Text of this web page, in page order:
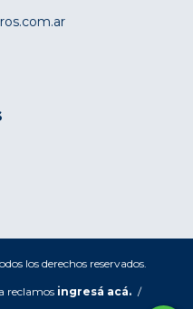
los derechos reservados.
reclamos ingresá acá. /